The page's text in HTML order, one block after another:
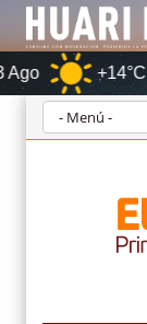
+14°C